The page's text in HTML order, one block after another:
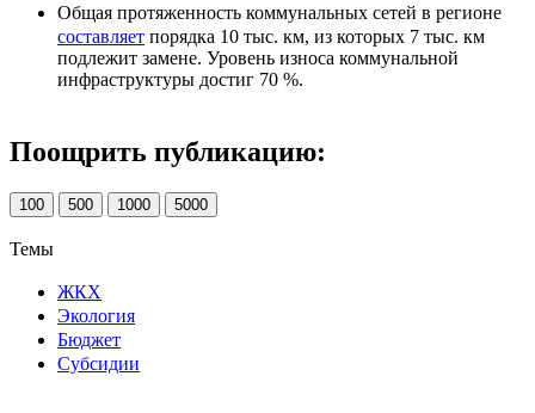
Общая протяженность коммунальных сетей в регионе
составляет порядка 10 тыс. км, из которых 7 тыс. км
подлежит замене. Уровень износа коммунальной
инфраструктуры достиг 70 %.
Поощрить публикацию:
100 500 1000 5000
Темы
ЖКХ
Экология
Бюджет
Субсидии